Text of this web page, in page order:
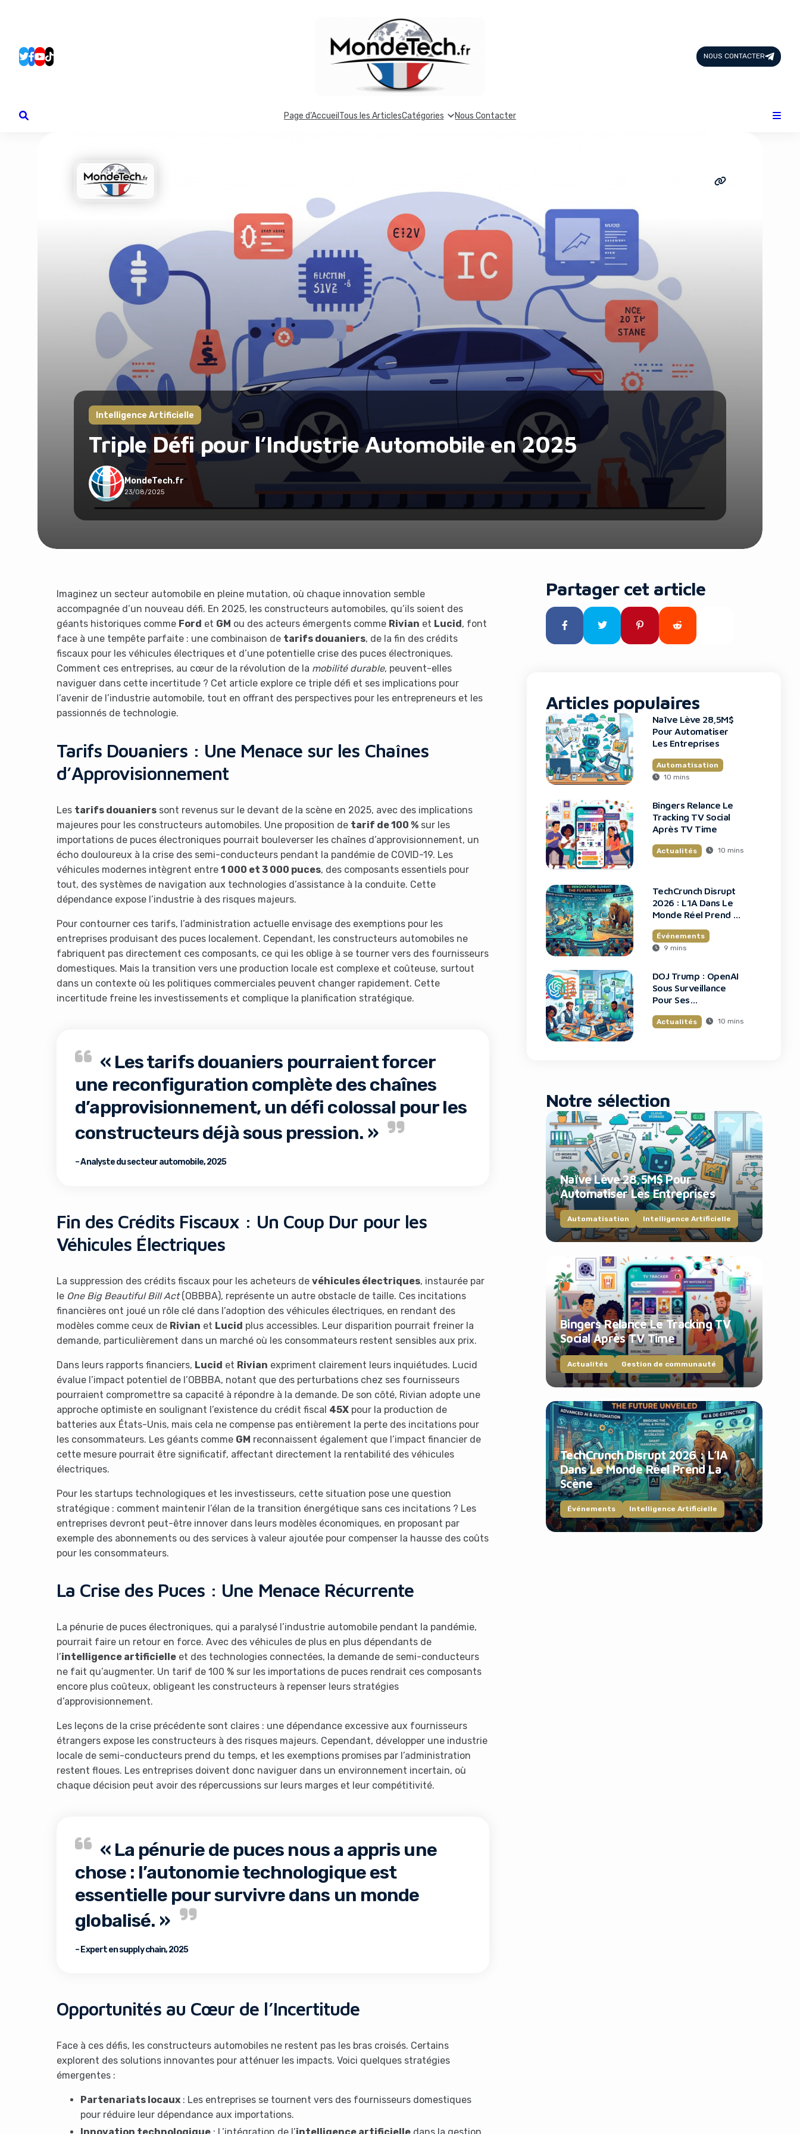
NOUS CONTACTER
Page d’Accueil Tous les ArticlesCatégories Nous Contacter
Intelligence Artificielle
Triple Défi pour l’Industrie Automobile en 2025
MondeTech.fr
23/08/2025
Imaginez un secteur automobile en pleine mutation, où chaque innovation semble
accompagnée d’un nouveau défi. En 2025, les constructeurs automobiles, qu’ils soient des
géants historiques comme Ford et GM ou des acteurs émergents comme Rivian et Lucid, font
face à une tempête parfaite : une combinaison de tarifs douaniers, de la fin des crédits
fiscaux pour les véhicules électriques et d’une potentielle crise des puces électroniques.
Comment ces entreprises, au cœur de la révolution de la mobilité durable, peuvent-elles
naviguer dans cette incertitude ? Cet article explore ce triple défi et ses implications pour
l’avenir de l’industrie automobile, tout en offrant des perspectives pour les entrepreneurs et les
passionnés de technologie.
Tarifs Douaniers : Une Menace sur les Chaînes
d’Approvisionnement
Les tarifs douanierssont revenus sur le devant de la scène en 2025, avec des implications
majeures pour les constructeurs automobiles. Une proposition de tarif de 100 %sur les
importations de puces électroniques pourrait bouleverser les chaînes d’approvisionnement, un
écho douloureux à la crise des semi-conducteurs pendant la pandémie de COVID-19. Les
véhicules modernes intègrent entre 1 000 et 3 000 puces, des composants essentiels pour
tout, des systèmes de navigation aux technologies d’assistance à la conduite. Cette
dépendance expose l’industrie à des risques majeurs.
Pour contourner ces tarifs, l’administration actuelle envisage des exemptions pour les
entreprises produisant des puces localement. Cependant, les constructeurs automobiles ne
fabriquent pas directement ces composants, ce qui les oblige à se tourner vers des fournisseurs
domestiques. Mais la transition vers une production locale est complexe et coûteuse, surtout
dans un contexte où les politiques commerciales peuvent changer rapidement. Cette
incertitude freine les investissements et complique la planification stratégique.
« Les tarifs douaniers pourraient forcer
une reconfiguration complète des chaînes
d’approvisionnement, un défi colossal pour les
constructeurs déjà sous pression. »
– Analyste du secteur automobile, 2025
Fin des Crédits Fiscaux : Un Coup Dur pour les
Véhicules Électriques
La suppression des crédits fiscaux pour les acheteurs de véhicules électriques, instaurée par
le One Big Beautiful Bill Act(OBBBA), représente un autre obstacle de taille. Ces incitations
financières ont joué un rôle clé dans l’adoption des véhicules électriques, en rendant des
modèles comme ceux de Rivian et Lucid plus accessibles. Leur disparition pourrait freiner la
demande, particulièrement dans un marché où les consommateurs restent sensibles aux prix.
Dans leurs rapports financiers, Lucid et Rivian expriment clairement leurs inquiétudes. Lucid
évalue l’impact potentiel de l’OBBBA, notant que des perturbations chez ses fournisseurs
pourraient compromettre sa capacité à répondre à la demande. De son côté, Rivian adopte une
approche optimiste en soulignant l’existence du crédit fiscal 45Xpour la production de
batteries aux États-Unis, mais cela ne compense pas entièrement la perte des incitations pour
les consommateurs. Les géants comme GM reconnaissent également que l’impact financier de
cette mesure pourrait être significatif, affectant directement la rentabilité des véhicules
électriques.
Pour les startups technologiques et les investisseurs, cette situation pose une question
stratégique : comment maintenir l’élan de la transition énergétique sans ces incitations ? Les
entreprises devront peut-être innover dans leurs modèles économiques, en proposant par
exemple des abonnements ou des services à valeur ajoutée pour compenser la hausse des coûts
pour les consommateurs.
La Crise des Puces : Une Menace Récurrente
La pénurie de puces électroniques, qui a paralysé l’industrie automobile pendant la pandémie,
pourrait faire un retour en force. Avec des véhicules de plus en plus dépendants de
l’intelligence artificielleet des technologies connectées, la demande de semi-conducteurs
ne fait qu’augmenter. Un tarif de 100 % sur les importations de puces rendrait ces composants
encore plus coûteux, obligeant les constructeurs à repenser leurs stratégies
d’approvisionnement.
Les leçons de la crise précédente sont claires : une dépendance excessive aux fournisseurs
étrangers expose les constructeurs à des risques majeurs. Cependant, développer une industrie
locale de semi-conducteurs prend du temps, et les exemptions promises par l’administration
restent floues. Les entreprises doivent donc naviguer dans un environnement incertain, où
chaque décision peut avoir des répercussions sur leurs marges et leur compétitivité.
« La pénurie de puces nous a appris une
chose : l’autonomie technologique est
essentielle pour survivre dans un monde
globalisé. »
– Expert en supply chain, 2025
Opportunités au Cœur de l’Incertitude
Face à ces défis, les constructeurs automobiles ne restent pas les bras croisés. Certains
explorent des solutions innovantes pour atténuer les impacts. Voici quelques stratégies
émergentes :
Partenariats locaux: Les entreprises se tournent vers des fournisseurs domestiques
pour réduire leur dépendance aux importations.
Partager cet article
Articles populaires
Naïve Lève 28,5M$
Pour Automatiser
Les Entreprises
Automatisation
10 mins
Bingers Relance Le
Tracking TV Social
Après TV Time
Actualités 10 mins
TechCrunch Disrupt
2026 : L’IA Dans Le
Monde Réel Prend La
Événements
9 mins
DOJ Trump : OpenAI
Sous Surveillance
Pour Ses
Actualités 10 mins
Notre sélection
Naïve Lève 28,5M$ Pour
Automatiser Les Entreprises
Automatisation Intelligence Artificielle
Bingers Relance Le Tracking TV
Social Après TV Time
Actualités Gestion de communauté
TechCrunch Disrupt 2026 : L’IA
Dans Le Monde Réel Prend La
Scène
Événements Intelligence Artificielle
Lifestyle
Marketing & Ventes
Plateformes
Produits physiques
Santé et Forme
Social & Communauté
Tech & Développement
Travail & Productivité
Voyage
It looks like you're using an ad-blocker!
Yes, I will turn off Ad-Blocker